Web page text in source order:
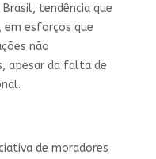
tendência que
em esforços que
não
apesar da falta de
de moradores